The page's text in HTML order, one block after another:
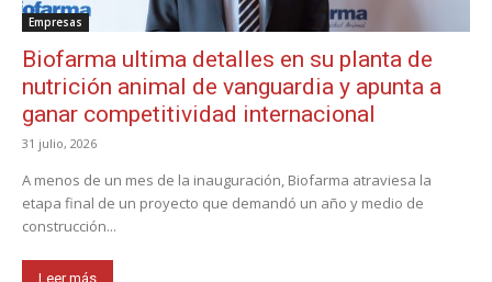
Empresas
Biofarma ultima detalles en su planta de
nutrición animal de vanguardia y apunta a
ganar competitividad internacional
31 julio, 2026
A menos de un mes de la inauguración, Biofarma atraviesa la
etapa final de un proyecto que demandó un año y medio de
construcción...
Leer más